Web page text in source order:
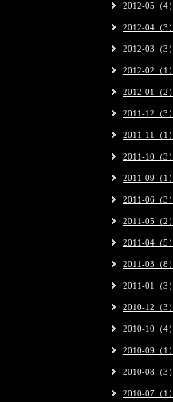
2012-05（4）
2012-04（3）
2012-03（3）
2012-02（1）
2012-01（2）
2011-12（3）
2011-11（1）
2011-10（3）
2011-09（1）
2011-06（3）
2011-05（2）
2011-04（5）
2011-03（8）
2011-01（3）
2010-12（3）
2010-10（4）
2010-09（1）
2010-08（3）
2010-07（1）